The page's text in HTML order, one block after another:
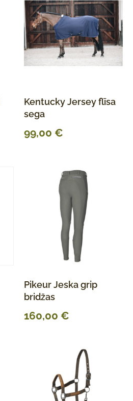
Kentucky Jersey flīsa
sega
99,00 €
Pikeur Jeska grip
bridžas
160,00 €